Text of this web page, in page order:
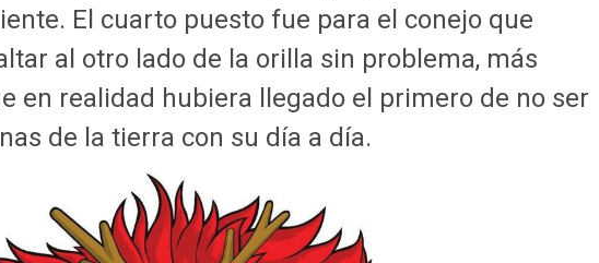
El cuarto puesto fue para el conejo que
al otro lado de la orilla sin problema, más
en realidad hubiera llegado el primero de no ser
de la tierra con su día a día.